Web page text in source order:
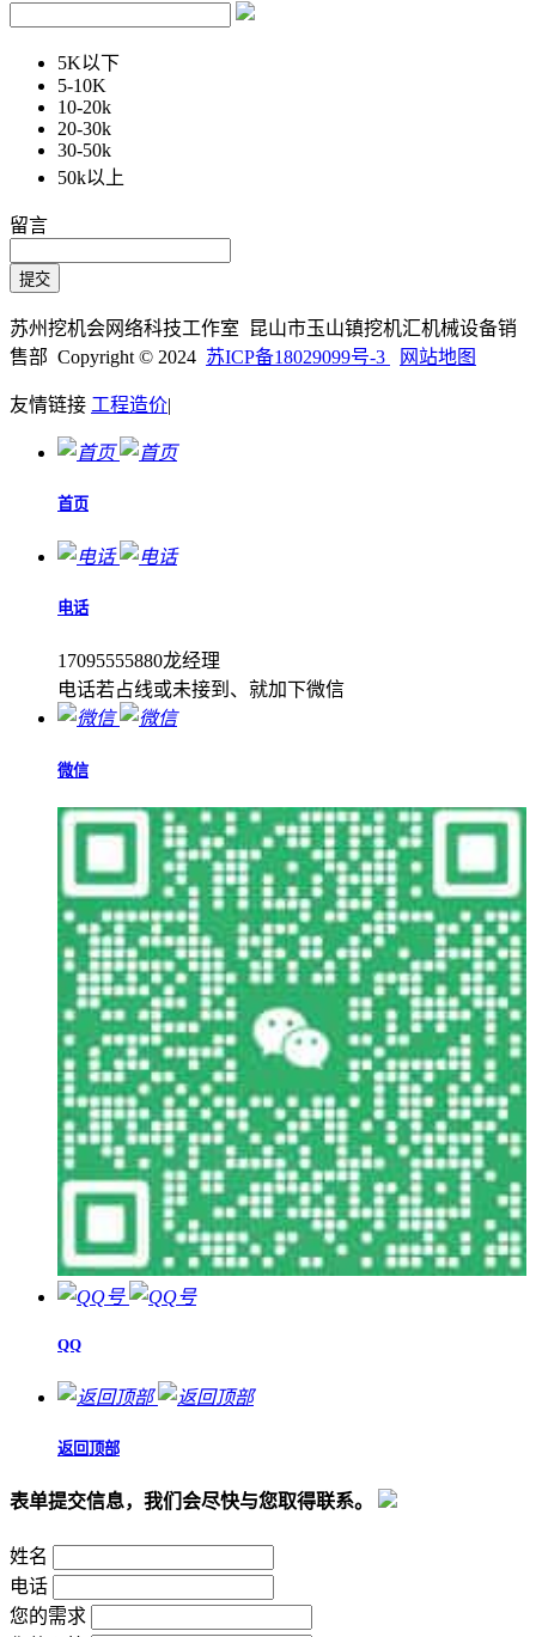
5K以下
5-10K
10-20k
20-30k
30-50k
50k以上
留言
苏州挖机会网络科技工作室 昆山市玉山镇挖机汇机械设备销
售部 Copyright © 2024 苏ICP备18029099号-3 网站地图
友情链接 工程造价|
首页
电话
17095555880龙经理
电话若占线或未接到、就加下微信
微信
QQ
返回顶部
表单提交信息，我们会尽快与您取得联系。
姓名
电话
您的需求